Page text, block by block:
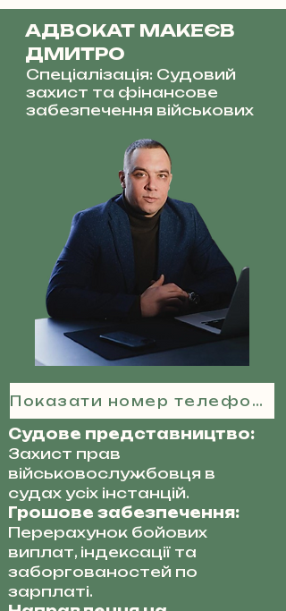
АДВОКАТ МАКЕЄВ
ДМИТРО
Спеціалізація: Судовий
захист та фінансове
забезпечення військових
Показати номер телефону
Судове представництво:
Захист прав
військовослужбовця в
судах усіх інстанцій.
Грошове забезпечення:
Перерахунок бойових
виплат, індексації та
заборгованостей по
зарплаті.